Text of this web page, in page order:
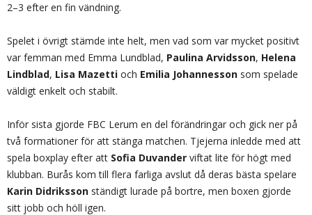
2–3 efter en fin vändning.
Spelet i övrigt stämde inte helt, men vad som var mycket positivt
var femman med Emma Lundblad, Paulina Arvidsson, Helena
Lindblad, Lisa Mazetti och Emilia Johannesson som spelade
väldigt enkelt och stabilt.
Inför sista gjorde FBC Lerum en del förändringar och gick ner på
två formationer för att stänga matchen. Tjejerna inledde med att
spela boxplay efter att Sofia Duvander viftat lite för högt med
klubban. Burås kom till flera farliga avslut då deras bästa spelare
Karin Didriksson ständigt lurade på bortre, men boxen gjorde
sitt jobb och höll igen.